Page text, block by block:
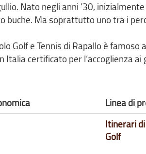
Nato negli anni ’30,
buche. Ma soprattutto uno tra i
Golf e Tennis di Rapallo è famoso
certificato per l’accoglienza ai
Linea di
Itinerari
Golf